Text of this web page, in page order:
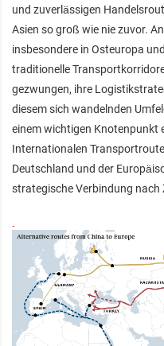
und zuverlässigen
Asien so groß wie nie zuvor.
insbesondere in Osteuropa
traditionelle
gezwungen, ihre
diesem sich wandelnden
einem wichtigen Knotenpunkt
Internationalen
Deutschland und der
strategische Verbindung nach